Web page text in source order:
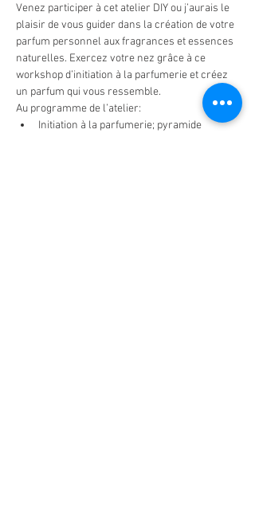
Venez participer à cet atelier DIY ou j’aurais le
plaisir de vous guider dans la création de votre
parfum personnel aux fragrances et essences
naturelles. Exercez votre nez grâce à ce
workshop d’initiation à la parfumerie et créez
un parfum qui vous ressemble.
Au programme de l’atelier:
Initiation à la parfumerie; pyramide